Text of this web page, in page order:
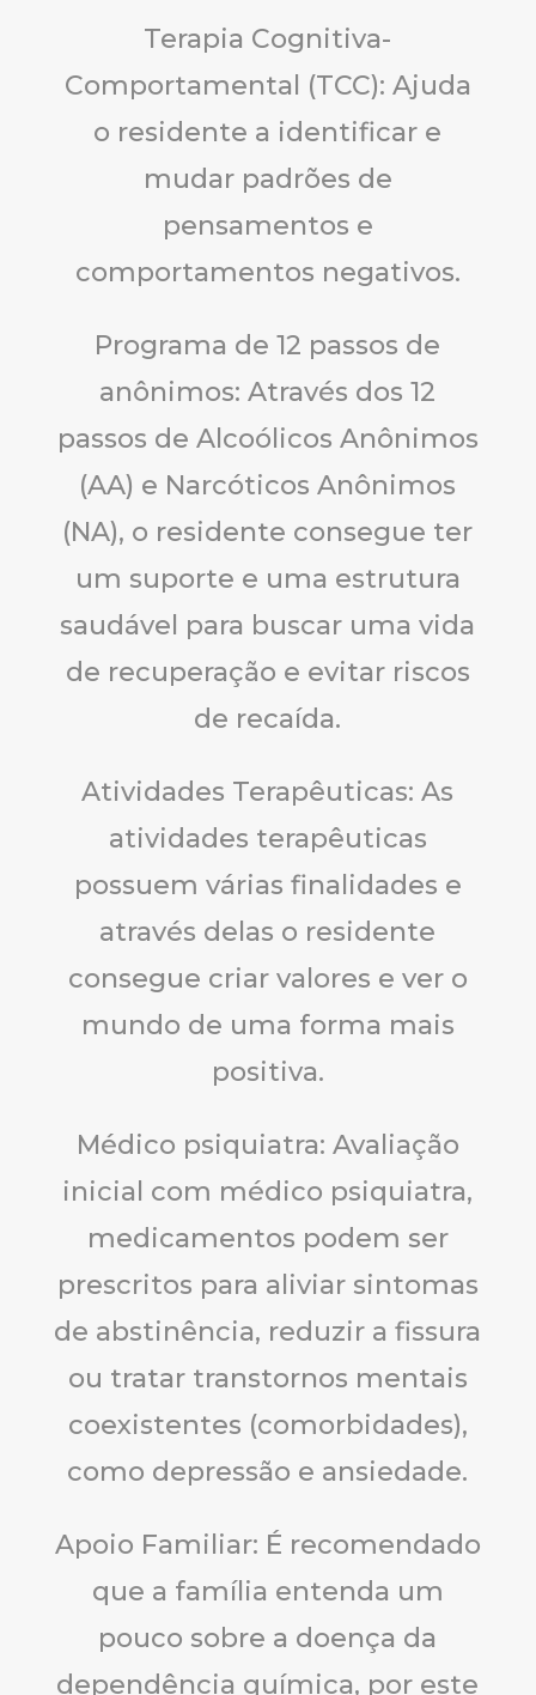
Terapia Cognitiva-
Comportamental (TCC): Ajuda
o residente a identificar e
mudar padrões de
pensamentos e
comportamentos negativos.
Programa de 12 passos de
anônimos: Através dos 12
passos de Alcoólicos Anônimos
(AA) e Narcóticos Anônimos
(NA), o residente consegue ter
um suporte e uma estrutura
saudável para buscar uma vida
de recuperação e evitar riscos
de recaída.
Atividades Terapêuticas: As
atividades terapêuticas
possuem várias finalidades e
através delas o residente
consegue criar valores e ver o
mundo de uma forma mais
positiva.
Médico psiquiatra: Avaliação
inicial com médico psiquiatra,
medicamentos podem ser
prescritos para aliviar sintomas
de abstinência, reduzir a fissura
ou tratar transtornos mentais
coexistentes (comorbidades),
como depressão e ansiedade.
Apoio Familiar: É recomendado
que a família entenda um
pouco sobre a doença da
dependência química, por este